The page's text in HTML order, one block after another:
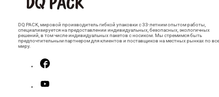
DQ PACK, мировой производитель гибкой упаковки с 33-летним опытом работы,
специализируется на предоставлении индивидуальных, безопасных, экологичных
решений, в том числе индивидуальных пакетов с носиком. Мы стремимся быть
предпочтительным партнером для клиентов и поставщиков на местных рынках по
миру.